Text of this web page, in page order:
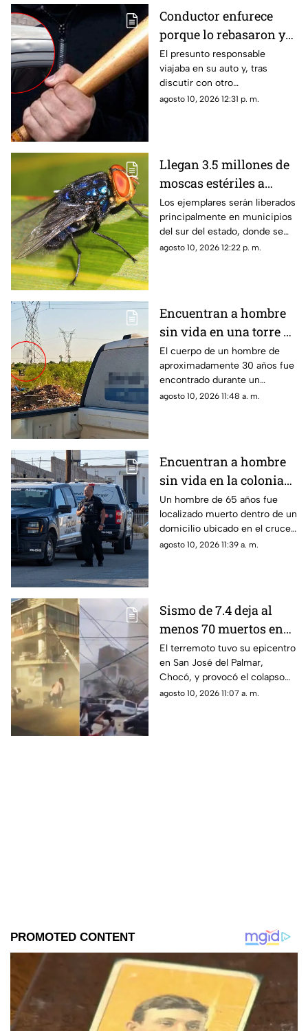
Conductor enfurece
porque lo rebasaron y
golpea un auto con un
bate en Anáhuac
El presunto responsable
viajaba en su auto y, tras
discutir con otro
automovilista, habría
agosto 10, 2026 12:31 p. m.
Llegan 3.5 millones de
moscas estériles a
Chihuahua para frenar
avance del gusano
barrenador
Los ejemplares serán liberados
principalmente en municipios
del sur del estado, donde se
busca contener la expansión
agosto 10, 2026 12:22 p. m.
Encuentran a hombre
sin vida en una torre de
alta tensión en la
colonia Sierra Azul
El cuerpo de un hombre de
aproximadamente 30 años fue
encontrado durante un
recorrido policial en una zona
agosto 10, 2026 11:48 a. m.
Encuentran a hombre
sin vida en la colonia
Zarco; vecino alertó a
las autoridades
Un hombre de 65 años fue
localizado muerto dentro de un
domicilio ubicado en el cruce
de las calles 60 y Revilla.
agosto 10, 2026 11:39 a. m.
Sismo de 7.4 deja al
menos 70 muertos en
Colombia; continúan
rescates entre
escombros
El terremoto tuvo su epicentro
en San José del Palmar,
Chocó, y provocó el colapso
de al menos 25 estructuras.
agosto 10, 2026 11:07 a. m.